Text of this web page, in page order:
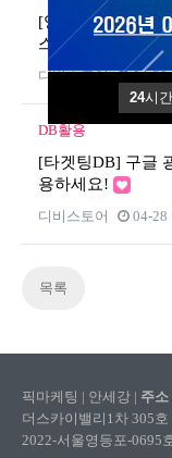
24시
[영업DB] 업체DB
스 제공 등)
디비스토어 04-28
DB활용
[타겟팅DB] 구글
용하세요!
디비스토어 04-28
목록
픽마케팅 | 안세강 | 주소
더스카이밸리1차 305호
2022-서울영등포-0695